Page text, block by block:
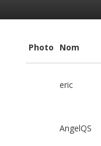
Photo Nom
eric
AngelQS